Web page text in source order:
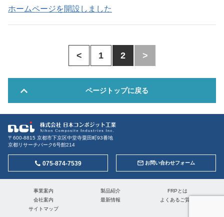
ホームページを開設しました
< 1 2 >
ページトップに戻る
〒600-8815 京都市下京区中堂寺粟田町93番地
京都リサーチパーク6号館214
075-874-7539 お問い合わせフォーム
事業案内 製品紹介
FRPとは
会社案内
最新情報
よくあるご質問
サイトマップ